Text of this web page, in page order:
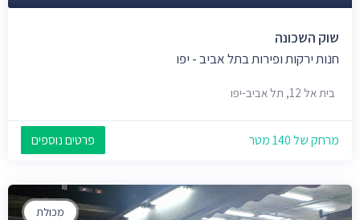
שוק השכונה
חנות ירקות ופירות בתל אביב - יפו
בית אל 12, תל אביב-יפו
מרחק של 140 מטר פרטים נוספים
מכולת